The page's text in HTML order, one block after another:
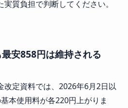
質負担で判断してください。
安858円は維持される
改定資料では、2026年6月2日以
本使用料が各220円上がりま